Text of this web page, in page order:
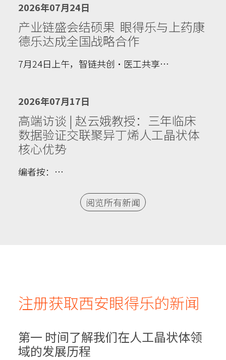
2026年07月24日
产业链盛会结硕果 眼得乐与上药康
德乐达成全国战略合作
7月24日上午，智链共创·医工共享…
2026年07月17日
高端访谈 | 赵云娥教授：三年临床
数据验证交联聚异丁烯人工晶状体
核心优势
编者按：…
阅览所有新闻
注册获取西安眼得乐的新闻
第一 时间了解我们在人工晶状体领
域的发展历程